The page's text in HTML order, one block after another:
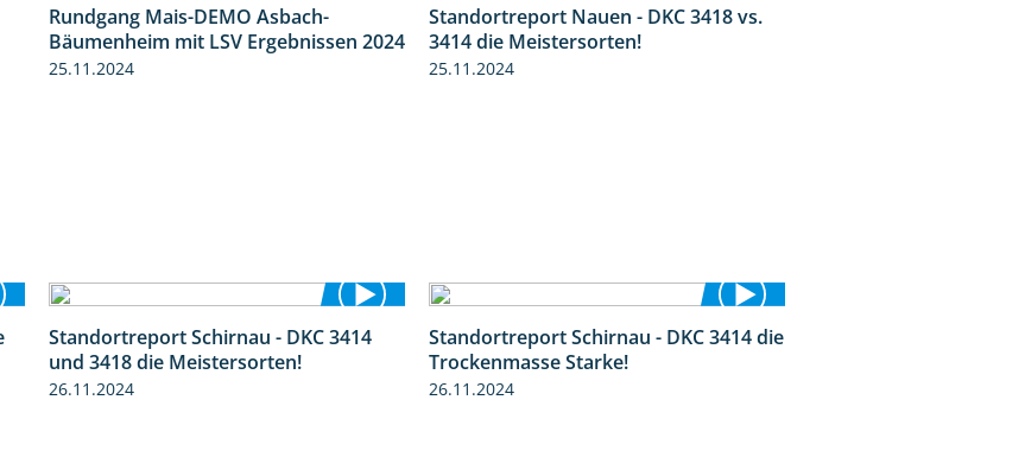
Rundgang Mais-DEMO Asbach-
Bäumenheim mit LSV Ergebnissen 2024
25.11.2024
1:17
Standortreport Nauen - DKC 3418 vs.
3414 die Meistersorten!
25.11.2024
4:20
Standortreport Schirnau - DKC 3414
und 3418 die Meistersorten!
26.11.2024
2:40
Standortreport Schirnau - DKC 3414 die
Trockenmasse Starke!
26.11.2024